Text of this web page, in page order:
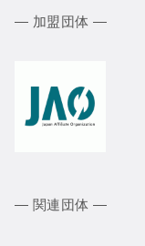
― 加盟団体 ―
― 関連団体 ―